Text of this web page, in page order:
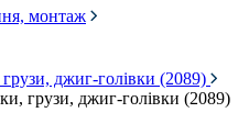
монтаж
джиг-голівки (2089)
грузи, джиг-голівки (2089)